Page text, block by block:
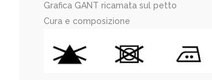
Grafica GANT ricamata sul petto
Cura e composizione